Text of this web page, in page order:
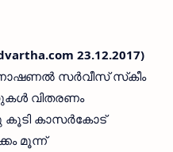
23.12.2017)
നാഷണല്‍ സര്‍വീസ് സ്‌കീം
വിതരണം
കൂടി കാസര്‍കോട്
മൂന്ന്